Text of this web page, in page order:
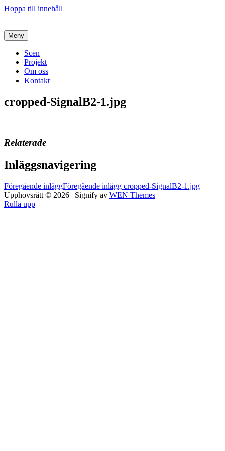
Hoppa till innehåll
Meny
Scen
Projekt
Om oss
Kontakt
cropped-SignalB2-1.jpg
Relaterade
Inläggsnavigering
Föregående inläggFöregående inlägg cropped-SignalB2-1.jpg
Upphovsrätt © 2026 | Signify av WEN Themes
Rulla upp